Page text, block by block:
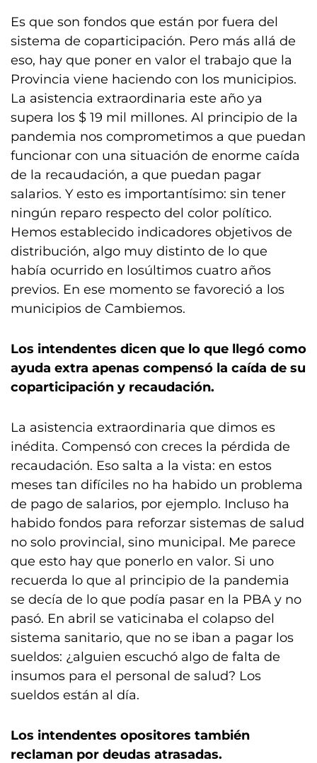
Es que son fondos que están por fuera del
sistema de coparticipación. Pero más allá de
eso, hay que poner en valor el trabajo que la
Provincia viene haciendo con los municipios.
La asistencia extraordinaria este año ya
supera los $ 19 mil millones. Al principio de la
pandemia nos comprometimos a que puedan
funcionar con una situación de enorme caída
de la recaudación, a que puedan pagar
salarios. Y esto es importantísimo: sin tener
ningún reparo respecto del color político.
Hemos establecido indicadores objetivos de
distribución, algo muy distinto de lo que
había ocurrido en losúltimos cuatro años
previos. En ese momento se favoreció a los
municipios de Cambiemos.
Los intendentes dicen que lo que llegó como
ayuda extra apenas compensó la caída de su
coparticipación y recaudación.
La asistencia extraordinaria que dimos es
inédita. Compensó con creces la pérdida de
recaudación. Eso salta a la vista: en estos
meses tan difíciles no ha habido un problema
de pago de salarios, por ejemplo. Incluso ha
habido fondos para reforzar sistemas de salud
no solo provincial, sino municipal. Me parece
que esto hay que ponerlo en valor. Si uno
recuerda lo que al principio de la pandemia
se decía de lo que podía pasar en la PBA y no
pasó. En abril se vaticinaba el colapso del
sistema sanitario, que no se iban a pagar los
sueldos: ¿alguien escuchó algo de falta de
insumos para el personal de salud? Los
sueldos están al día.
Los intendentes opositores también
reclaman por deudas atrasadas.